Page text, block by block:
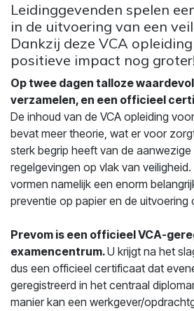
Lei​dinggevenden spelen
in de uitvoering van een
Dankzij deze VCA
positieve impact nog groter!​
Op twee dagen talloze
verzamelen, en een officieel
De inhoud van de VCA opleiding
bevat meer theorie, wat er voor
sterk begrip heeft van de aanwezige
regelgevingen op vlak van
vormen namelijk een enorm
preventie op papier en de uitvoering
Prevom is een officieel VCA-
examencentrum.U krijgt na het
dus een officieel certificaat dat
geregistreerd in het centraal
manier kan een werkgever/